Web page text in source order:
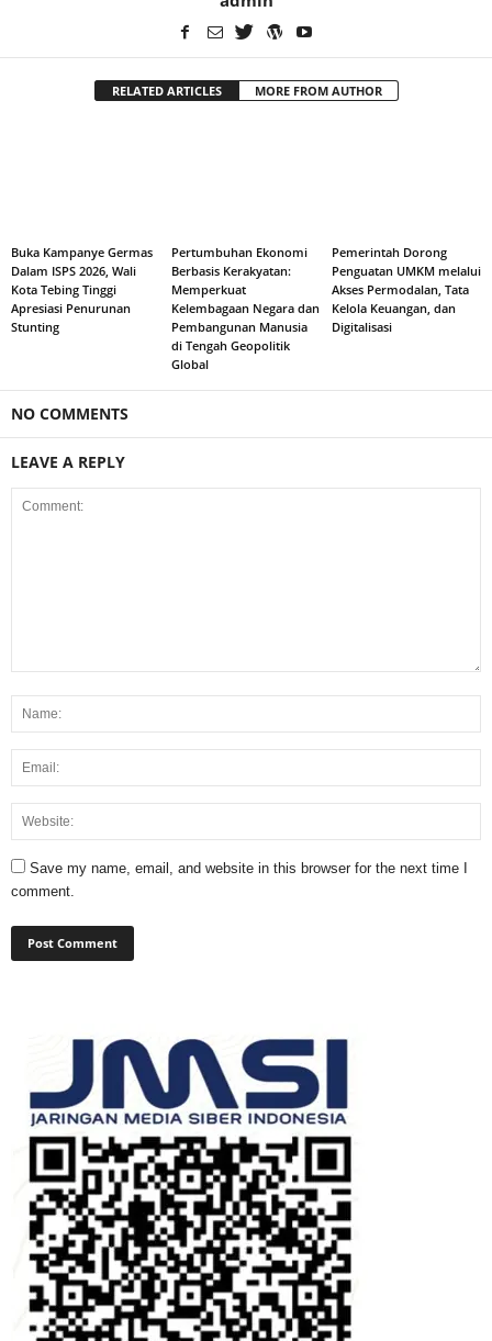
RELATED ARTICLES MORE FROM AUTHOR
Buka Kampanye Germas
Dalam ISPS 2026, Wali
Kota Tebing Tinggi
Apresiasi Penurunan
Stunting
Pertumbuhan Ekonomi
Berbasis Kerakyatan:
Memperkuat
Kelembagaan Negara dan
Pembangunan Manusia
di Tengah Geopolitik
Global
Pemerintah Dorong
Penguatan UMKM melalui
Akses Permodalan, Tata
Kelola Keuangan, dan
Digitalisasi
NO COMMENTS
LEAVE A REPLY
Save my name, email, and website in this browser for the next time I
comment.